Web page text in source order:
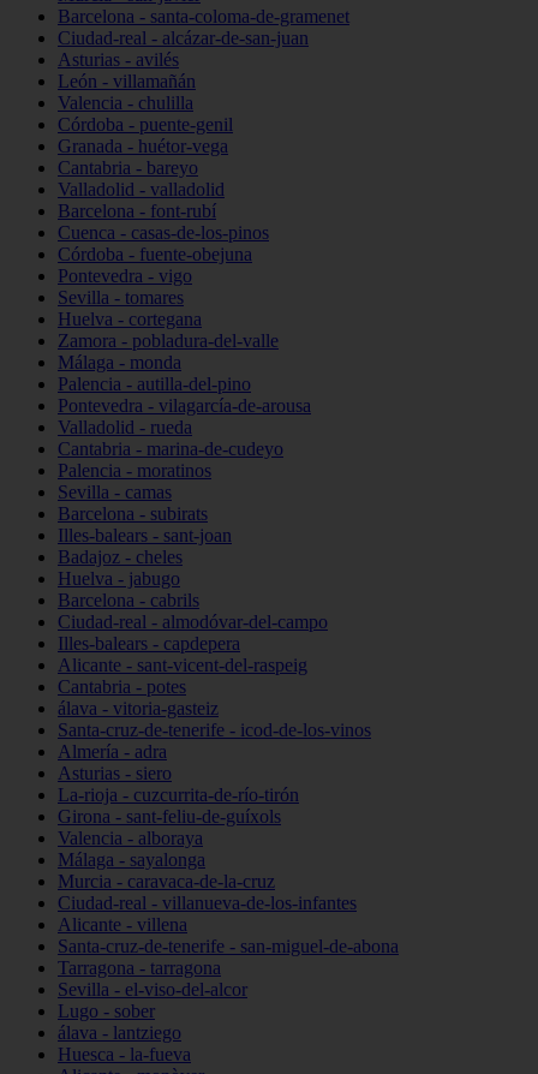
Barcelona - santa-coloma-de-gramenet
Ciudad-real - alcázar-de-san-juan
Asturias - avilés
León - villamañán
Valencia - chulilla
Córdoba - puente-genil
Granada - huétor-vega
Cantabria - bareyo
Valladolid - valladolid
Barcelona - font-rubí
Cuenca - casas-de-los-pinos
Córdoba - fuente-obejuna
Pontevedra - vigo
Sevilla - tomares
Huelva - cortegana
Zamora - pobladura-del-valle
Málaga - monda
Palencia - autilla-del-pino
Pontevedra - vilagarcía-de-arousa
Valladolid - rueda
Cantabria - marina-de-cudeyo
Palencia - moratinos
Sevilla - camas
Barcelona - subirats
Illes-balears - sant-joan
Badajoz - cheles
Huelva - jabugo
Barcelona - cabrils
Ciudad-real - almodóvar-del-campo
Illes-balears - capdepera
Alicante - sant-vicent-del-raspeig
Cantabria - potes
álava - vitoria-gasteiz
Santa-cruz-de-tenerife - icod-de-los-vinos
Almería - adra
Asturias - siero
La-rioja - cuzcurrita-de-río-tirón
Girona - sant-feliu-de-guíxols
Valencia - alboraya
Málaga - sayalonga
Murcia - caravaca-de-la-cruz
Ciudad-real - villanueva-de-los-infantes
Alicante - villena
Santa-cruz-de-tenerife - san-miguel-de-abona
Tarragona - tarragona
Sevilla - el-viso-del-alcor
Lugo - sober
álava - lantziego
Huesca - la-fueva